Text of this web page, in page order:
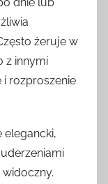
żeruje w
z innymi
i rozproszenie
elegancki,
widoczny.